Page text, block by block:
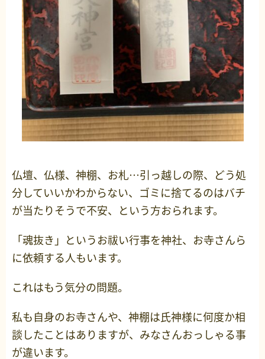
仏壇、仏様、神棚、お札…引っ越しの際、どう処
分していいかわからない、ゴミに捨てるのはバチ
が当たりそうで不安、という方おられます。
「魂抜き」というお祓い行事を神社、お寺さんら
に依頼する人もいます。
これはもう気分の問題。
私も自身のお寺さんや、神棚は氏神様に何度か相
談したことはありますが、みなさんおっしゃる事
が違います。